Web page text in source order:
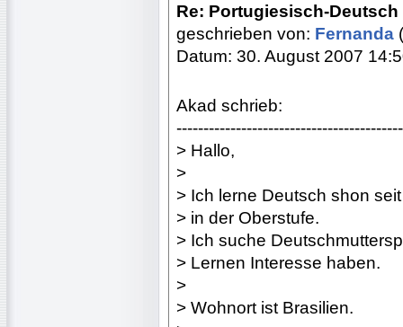
Re: Portugiesisch-
geschrieben von: Fernanda
Datum: 30. August 2007
Akad schrieb:
> Hallo,
>
> Ich lerne Deutsch shon
> in der Oberstufe.
> Ich suche
> Lernen Interesse haben.
>
> Wohnort ist Brasilien.